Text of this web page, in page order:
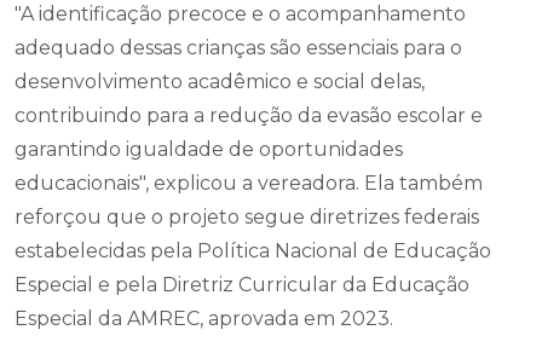
"A identificação precoce e o acompanhamento
adequado dessas crianças são essenciais para o
desenvolvimento acadêmico e social delas,
contribuindo para a redução da evasão escolar e
garantindo igualdade de oportunidades
educacionais", explicou a vereadora. Ela também
reforçou que o projeto segue diretrizes federais
estabelecidas pela Política Nacional de Educação
Especial e pela Diretriz Curricular da Educação
Especial da AMREC, aprovada em 2023.